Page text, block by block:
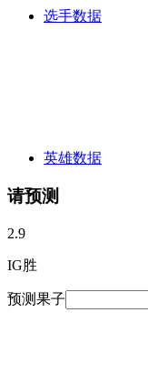
选手数据
英雄数据
请预测
2.9
IG胜
预测果子